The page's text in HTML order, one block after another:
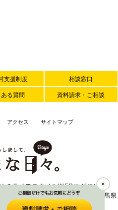
×
支援制度 相談窓口
ある質問 資料請求・ご相談
アクセス サイトマップ
のライフスタイルWEBマガジン
国人活躍推進課 〒371-8570 群馬県
TEL 027-226-2371